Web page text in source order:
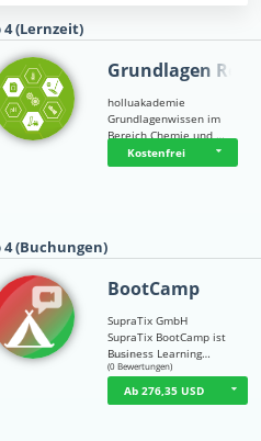
4 (Lernzeit)
Grundlagen Rein…
holluakademie
Grundlagenwissen im
Bereich Chemie und …
Kostenfrei
4 (Buchungen)
BootCamp
SupraTix GmbH
SupraTix BootCamp ist
Business Learning…
☆☆☆☆ ☆
(0 Bewertungen)
Ab 276,35 USD